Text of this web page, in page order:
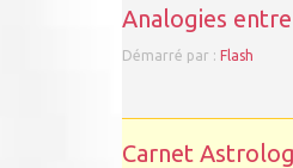
Analogies
Démarré par : Flash
Carnet